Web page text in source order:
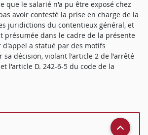
que le salarié n'a pu être exposé chez
avoir contesté la prise en charge de la
juridictions du contentieux général, et
présumée dans le cadre de la présente
d'appel a statué par des motifs
sa décision, violant l'article 2 de l'arrêté
l'article D. 242-6-5 du code de la